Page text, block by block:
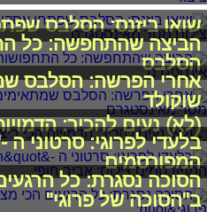
שואו ביזנס: הסלבס
הביצה שהתחפשה: כל
הסלבס
אחרי הפרשה: הסלבס
שוקולד
(לא) נעים להכיר:
המפורסמים
הסוכה נסגרת: כל
ב"הסוכה של פרוגי"